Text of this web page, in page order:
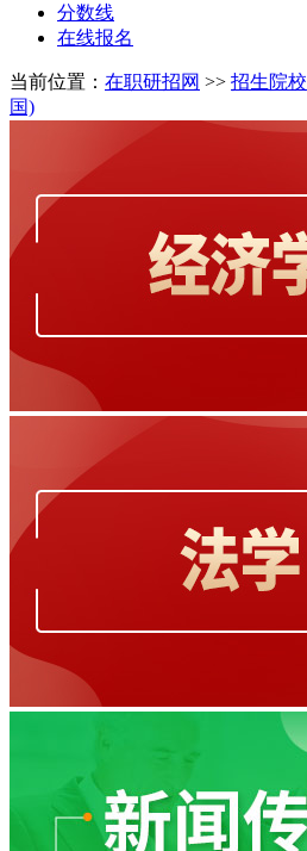
分数线
在线报名
当前位置： 在职研招网 >> 招生院校
国)